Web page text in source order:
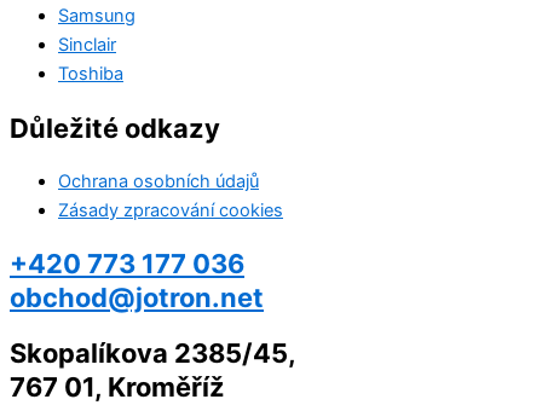
Samsung
Sinclair
Toshiba
Důležité odkazy
Ochrana osobních údajů
Zásady zpracování cookies
+420 773 177 036
obchod@jotron.net
Skopalíkova 2385/45,
767 01, Kroměříž